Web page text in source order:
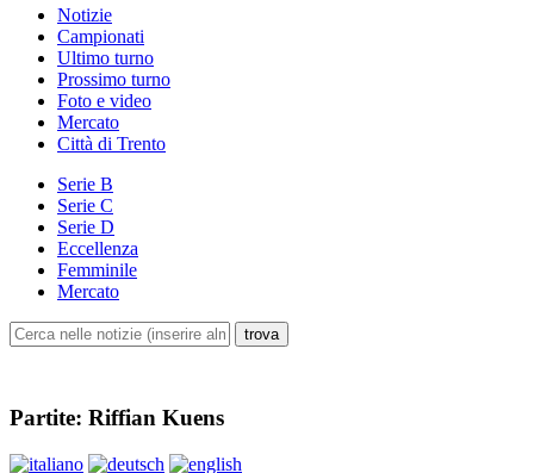
Notizie
Campionati
Ultimo turno
Prossimo turno
Foto e video
Mercato
Città di Trento
Serie B
Serie C
Serie D
Eccellenza
Femminile
Mercato
Partite: Riffian Kuens